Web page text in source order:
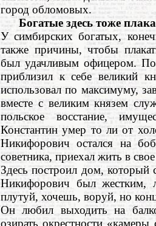
город обломовых.
Богатые здесь тоже
У симбирских богатых,
также причины, чтобы
был удачливым офицером.
приблизил к себе великий
использовал по максимуму,
вместе с великим князем
польское восстание,
Константин умер то ли от
Никифорович остался на
советника, приехал жить в
Здесь построил дом,
Никифорович был жестким,
плутуй, хочешь, воруй, но
Он любил выходить на
озирать окрестности